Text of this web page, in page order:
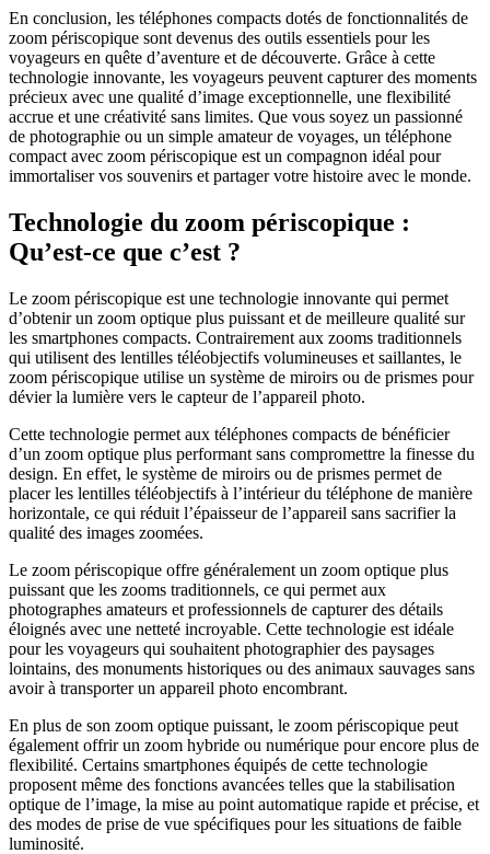
En conclusion, les téléphones compacts dotés de fonctionnalités de
zoom périscopique sont devenus des outils essentiels pour les
voyageurs en quête d’aventure et de découverte. Grâce à cette
technologie innovante, les voyageurs peuvent capturer des moments
précieux avec une qualité d’image exceptionnelle, une flexibilité
accrue et une créativité sans limites. Que vous soyez un passionné
de photographie ou un simple amateur de voyages, un téléphone
compact avec zoom périscopique est un compagnon idéal pour
immortaliser vos souvenirs et partager votre histoire avec le monde.
Technologie du zoom périscopique :
Qu’est-ce que c’est ?
Le zoom périscopique est une technologie innovante qui permet
d’obtenir un zoom optique plus puissant et de meilleure qualité sur
les smartphones compacts. Contrairement aux zooms traditionnels
qui utilisent des lentilles téléobjectifs volumineuses et saillantes, le
zoom périscopique utilise un système de miroirs ou de prismes pour
dévier la lumière vers le capteur de l’appareil photo.
Cette technologie permet aux téléphones compacts de bénéficier
d’un zoom optique plus performant sans compromettre la finesse du
design. En effet, le système de miroirs ou de prismes permet de
placer les lentilles téléobjectifs à l’intérieur du téléphone de manière
horizontale, ce qui réduit l’épaisseur de l’appareil sans sacrifier la
qualité des images zoomées.
Le zoom périscopique offre généralement un zoom optique plus
puissant que les zooms traditionnels, ce qui permet aux
photographes amateurs et professionnels de capturer des détails
éloignés avec une netteté incroyable. Cette technologie est idéale
pour les voyageurs qui souhaitent photographier des paysages
lointains, des monuments historiques ou des animaux sauvages sans
avoir à transporter un appareil photo encombrant.
En plus de son zoom optique puissant, le zoom périscopique peut
également offrir un zoom hybride ou numérique pour encore plus de
flexibilité. Certains smartphones équipés de cette technologie
proposent même des fonctions avancées telles que la stabilisation
optique de l’image, la mise au point automatique rapide et précise, et
des modes de prise de vue spécifiques pour les situations de faible
luminosité.